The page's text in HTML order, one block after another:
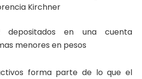
Kirchner
depositados en una cuenta
menores en pesos
forma parte de lo que el